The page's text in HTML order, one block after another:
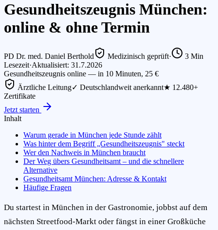
Gesundheitszeugnis München:
online & ohne Termin
PD Dr. med. Daniel Berthold Medizinisch geprüft· 3 Min
Lesezeit·Aktualisiert: 31.7.2026
Gesundheitszeugnis online — in 10 Minuten, 25 €
Ärztliche Leitung✓ Deutschlandweit anerkannt★ 12.480+
Zertifikate
Jetzt starten
Inhalt
Warum gerade in München jede Stunde zählt
Was hinter dem Begriff „Gesundheitszeugnis" steckt
Wer den Nachweis in München braucht
Der Weg übers Gesundheitsamt – und die schnellere
Alternative
Gesundheitsamt München: Adresse & Kontakt
Häufige Fragen
Du startest in München in der Gastronomie, jobbst auf dem
nächsten Streetfood-Markt oder fängst in einer Großküche